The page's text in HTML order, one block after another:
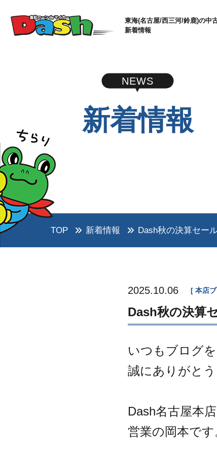
東海(名古屋/西三河/鈴鹿)の中
新着情報
NEWS
新着情報
TOP 新着情報 Dash秋の決算セー
2025.10.06 本店
Dash秋の決算
いつもブログ
誠にありがとう
Dash名古屋本店
営業の岡本です